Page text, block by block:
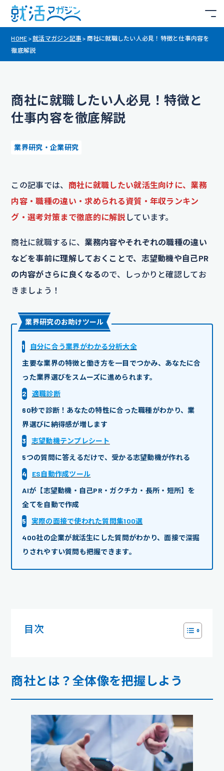
HOME >就活マガジン記事 > 商社に就職したい人必見！特徴と仕事内容を
徹底解説
商社に就職したい人必見！特徴と
仕事内容を徹底解説
業界研究・企業研究
この記事では、 商社に就職したい就活生向けに、業務
内容・職種の違い・求められる資質・年収ランキン
グ・選考対策まで徹底的に解説 しています。
商社に就職するに、 業務内容やそれぞれの職種の違い
などを事前に理解しておくことで、志望動機や自己PR
の内容がさらに良くなるので、しっかりと確認してお
きましょう！
業界研究のお助けツール
1
自分に合う業界がわかる分析大全
主要な業界の特徴と働き方を一目でつかみ、あなたに合
った業界選びをスムーズに進められます。
2
適職診断
60秒で診断！あなたの特性に合った職種がわかり、業
界選びに納得感が増します
3
志望動機テンプレシート
5つの質問に答えるだけで、受かる志望動機が作れる
4
ES自動作成ツール
AIが【志望動機・自己PR・ガクチカ・長所・短所】を
全てを自動で作成
5
実際の面接で使われた質問集100選
400社の企業が就活生にした質問がわかり、面接で深掘
りされやすい質問も把握できます。
目次
商社とは？全体像を把握しよう